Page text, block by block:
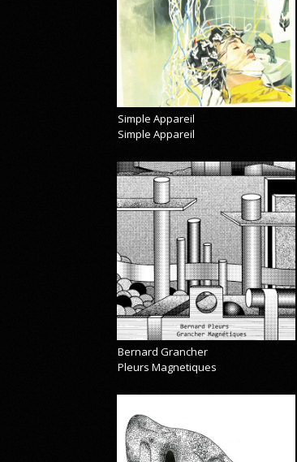
Simple Appareil
Simple Appareil
Bernard Grancher
Pleurs Magnetiques